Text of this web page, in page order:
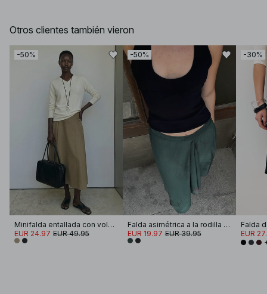
Otros clientes también vieron
-50%
Minifalda entallada con volumen
EUR 24.97 EUR 49.95
-50%
Falda asimétrica a la rodilla de talle bajo
EUR 19.97 EUR 39.95
-30%
Falda
EUR